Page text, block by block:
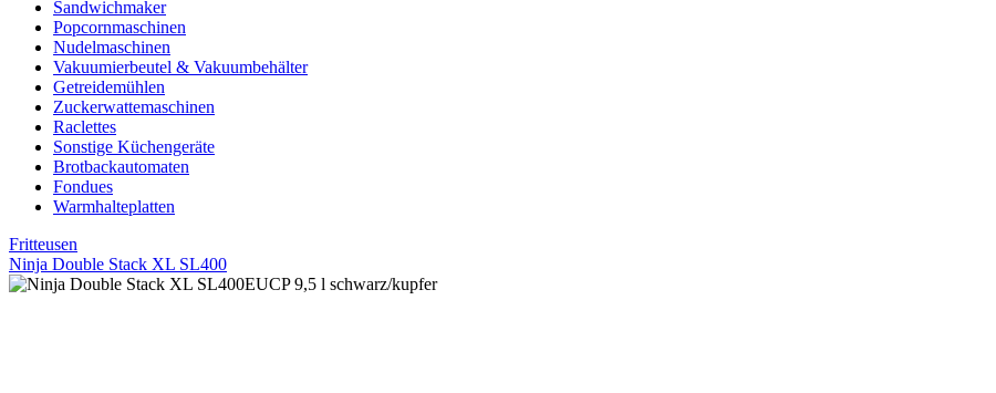
Sandwichmaker
Popcornmaschinen
Nudelmaschinen
Vakuumierbeutel & Vakuumbehälter
Getreidemühlen
Zuckerwattemaschinen
Raclettes
Sonstige Küchengeräte
Brotbackautomaten
Fondues
Warmhalteplatten
Fritteusen
Ninja Double Stack XL SL400